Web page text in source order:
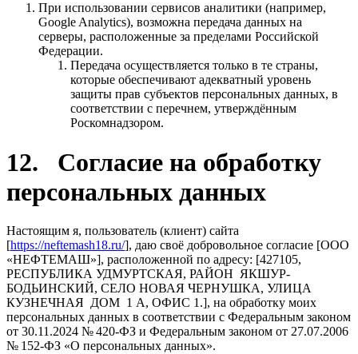
При использовании сервисов аналитики (например,
Google Analytics), возможна передача данных на
серверы, расположенные за пределами Российской
Федерации.
Передача осуществляется только в те страны,
которые обеспечивают адекватный уровень
защиты прав субъектов персональных данных, в
соответствии с перечнем, утверждённым
Роскомнадзором.
12. Согласие на обработку
персональных данных
Настоящим я, пользователь (клиент) сайта
[https://neftemash18.ru/], даю своё добровольное согласие [ООО
«НЕФТЕМАШ»], расположенной по адресу: [427105,
РЕСПУБЛИКА УДМУРТСКАЯ, РАЙОН ЯКШУР-
БОДЬИНСКИЙ, СЕЛО НОВАЯ ЧЕРНУШКА, УЛИЦА
КУЗНЕЧНАЯ ДОМ 1 А, ОФИС 1.], на обработку моих
персональных данных в соответствии с Федеральным законом
от 30.11.2024 № 420-ФЗ и Федеральным законом от 27.07.2006
№ 152-ФЗ «О персональных данных».